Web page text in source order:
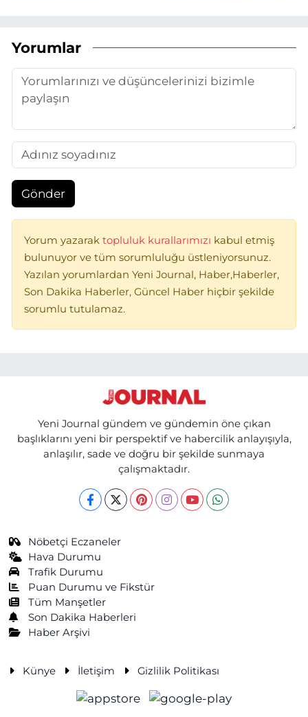
Yorumlar
Gönder
Yorum yazarak topluluk kurallarımızı kabul etmiş
bulunuyor ve tüm sorumluluğu üstleniyorsunuz.
Yazılan yorumlardan Yeni Journal, Haber,Haberler,
Son Dakika Haberler, Güncel Haber hiçbir şekilde
sorumlu tutulamaz.
Yeni Journal gündem ve gündemin öne çıkan
başlıklarını yeni bir perspektif ve habercilik anlayışıyla,
anlaşılır, sade ve doğru bir şekilde sunmaya
çalışmaktadır.
Nöbetçi Eczaneler
Hava Durumu
Trafik Durumu
Puan Durumu ve Fikstür
Tüm Manşetler
Son Dakika Haberleri
Haber Arşivi
Künye İletişim Gizlilik Politikası